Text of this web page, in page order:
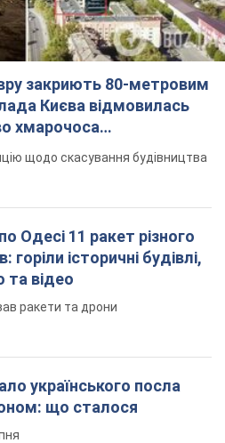
закриють 80-метровим
Києва відмовилась
хмарочоса
щодо скасування будівництва
Одесі 11 ракет різного
історичні будівлі,
та відео
ракети та дрони
українського посла
що сталося